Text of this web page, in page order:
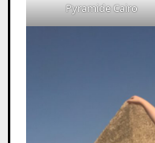
Pyramide Cairo